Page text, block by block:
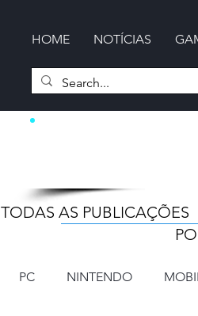
HOME NOTÍCIAS
TODAS AS PUBLICAÇÕES
PC NINTENDO